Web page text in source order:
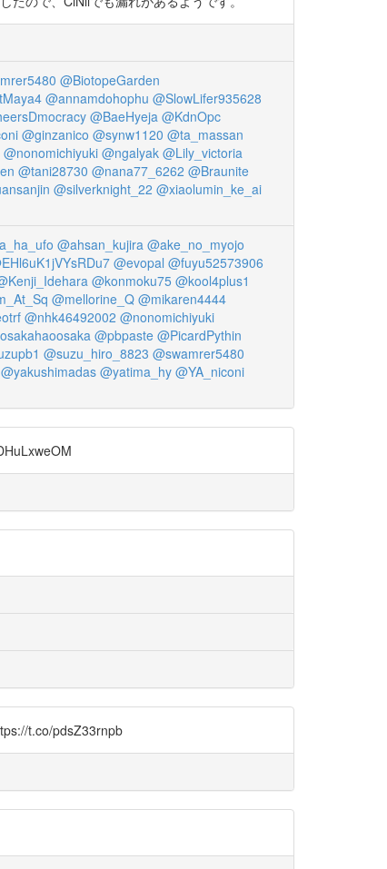
@BiotopeGarden
@annamdohophu @SlowLifer935628
@BaeHyeja @KdnOpc
@ginzanico @synw1120 @ta_massan
@nonomichiyuki @ngalyak @Lily_victoria
@tani28730 @nana77_6262 @Braunite
@silverknight_22 @xiaolumin_ke_ai
@ahsan_kujira @ake_no_myojo
@evopal @fuyu52573906
@konmoku75 @kool4plus1
@mellorine_Q @mikaren4444
@nhk46492002 @nonomichiyuki
@pbpaste @PicardPythin
@suzu_hiro_8823 @swamrer5480
@yakushimadas @yatima_hy @YA_niconi
t.co/pdsZ33rnpb